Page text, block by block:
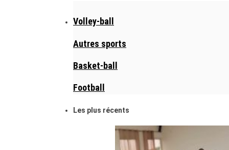
Volley-ball
Autres sports
Basket-ball
Football
Les plus récents